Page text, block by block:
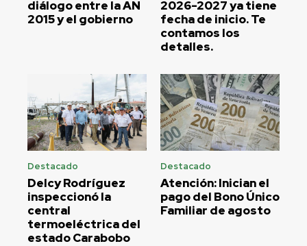
diálogo entre la AN
2015 y el gobierno
2026-2027 ya tiene
fecha de inicio. Te
contamos los
detalles.
Destacado
Delcy Rodríguez
inspeccionó la
central
termoeléctrica del
estado Carabobo
Destacado
Atención: Inician el
pago del Bono Único
Familiar de agosto